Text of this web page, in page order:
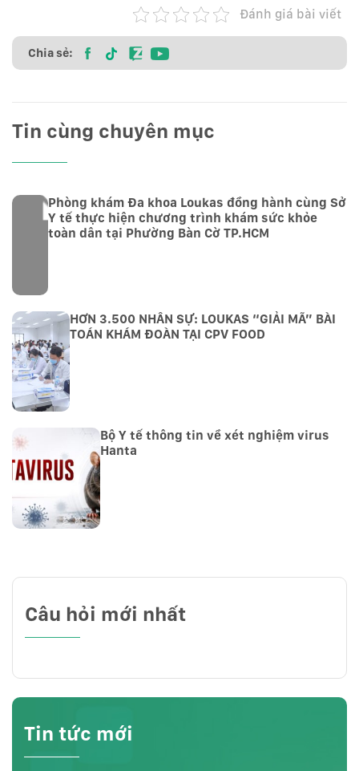
Đánh giá bài viết
Chia sẻ:
Tin cùng chuyên mục
Phòng khám Đa khoa Loukas đồng hành cùng Sở
Y tế thực hiện chương trình khám sức khỏe
toàn dân tại Phường Bàn Cờ TP.HCM
HƠN 3.500 NHÂN SỰ: LOUKAS “GIẢI MÃ” BÀI
TOÁN KHÁM ĐOÀN TẠI CPV FOOD
Bộ Y tế thông tin về xét nghiệm virus
Hanta
Câu hỏi mới nhất
Tin tức mới